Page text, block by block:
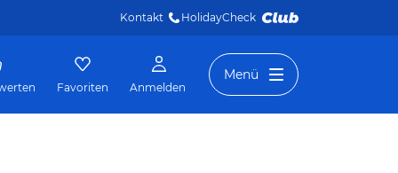
Kontakt HolidayCheck
Favoriten Anmelden
Menü